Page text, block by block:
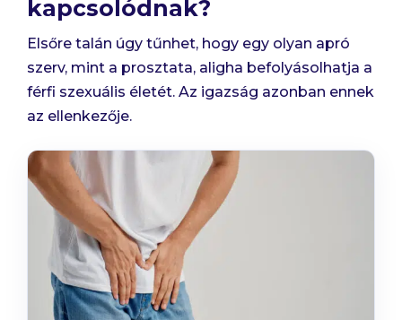
kapcsolódnak?
Elsőre talán úgy tűnhet, hogy egy olyan apró
szerv, mint a prosztata, aligha befolyásolhatja a
férfi szexuális életét. Az igazság azonban ennek
az ellenkezője.